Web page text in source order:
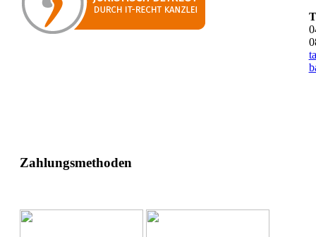
Zahlungsmethoden